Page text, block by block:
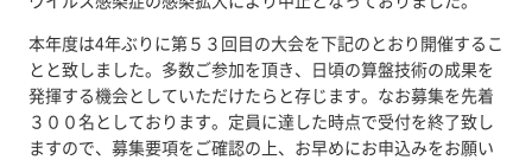
本年度は4年ぶりに第５３回目の大会を下記のとおり開催するこ
とと致しました。多数ご参加を頂き、日頃の算盤技術の成果を
発揮する機会としていただけたらと存じます。なお募集を先着
３００名としております。定員に達した時点で受付を終了致し
ますので、募集要項をご確認の上、お早めにお申込みをお願い